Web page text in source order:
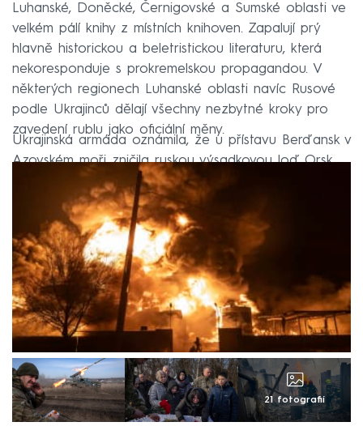
Luhanské, Doněcké, Černigovské a Sumské oblasti ve
velkém pálí knihy z místních knihoven. Zapalují prý
hlavně historickou a beletristickou literaturu, která
nekoresponduje s prokremelskou propagandou. V
některých regionech Luhanské oblasti navíc Rusové
podle Ukrajinců dělají všechny nezbytné kroky pro
zavedení rublu jako oficiální měny.
Ukrajinská armáda oznámila, že u přístavu Berďansk v
Azovském moři zničila ruskou výsadkovou loď Orsk.
Moskva informaci zatím nekomentovala.
21 fotografií